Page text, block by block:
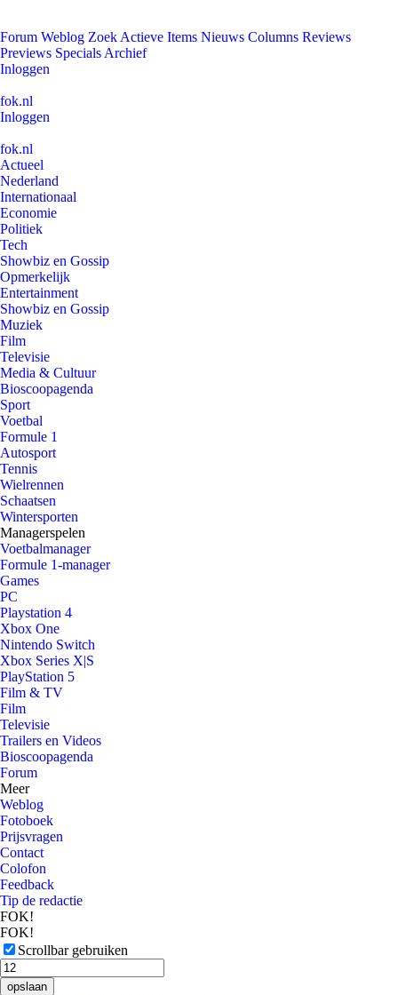
Forum Weblog Zoek Actieve Items Nieuws Columns Reviews
Previews Specials Archief
Inloggen
fok.nl
Inloggen
fok.nl
Actueel
Nederland
Internationaal
Economie
Politiek
Tech
Showbiz en Gossip
Opmerkelijk
Entertainment
Showbiz en Gossip
Muziek
Film
Televisie
Media & Cultuur
Bioscoopagenda
Sport
Voetbal
Formule 1
Autosport
Tennis
Wielrennen
Schaatsen
Wintersporten
Managerspelen
Voetbalmanager
Formule 1-manager
Games
PC
Playstation 4
Xbox One
Nintendo Switch
Xbox Series X|S
PlayStation 5
Film & TV
Film
Televisie
Trailers en Videos
Bioscoopagenda
Forum
Meer
Weblog
Fotoboek
Prijsvragen
Contact
Colofon
Feedback
Tip de redactie
FOK!
FOK!
Scrollbar gebruiken
opslaan